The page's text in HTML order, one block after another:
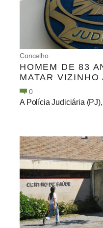
Concelho
HOMEM DE 83
MATAR VIZINHO
0
A Polícia Judiciária